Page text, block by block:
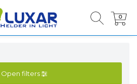
0
0
Open filters